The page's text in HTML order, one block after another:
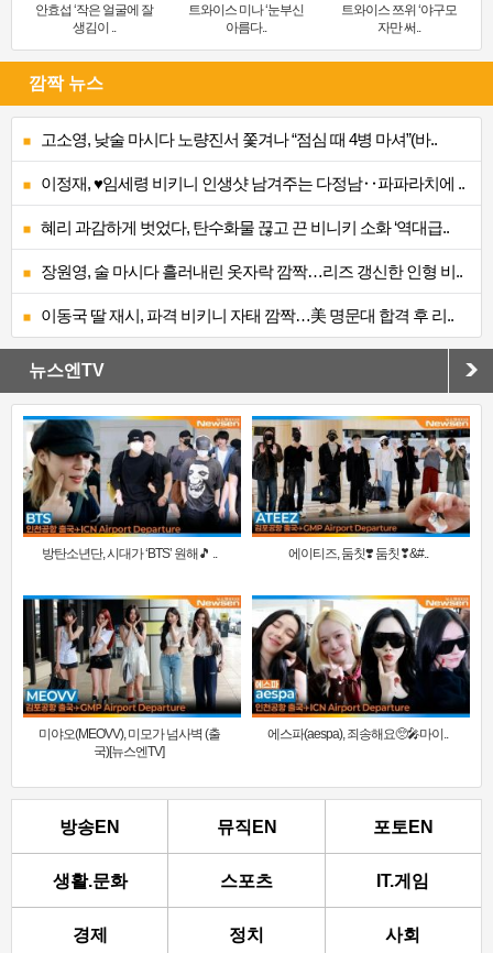
안효섭 ‘작은 얼굴에 잘
생김이 ..
트와이스 미나 ‘눈부신
아름다..
트와이스 쯔위 ‘야구모
자만 써..
깜짝 뉴스
고소영, 낮술 마시다 노량진서 쫓겨나 “점심 때 4병 마셔”(바..
이정재, ♥임세령 비키니 인생샷 남겨주는 다정남‥파파라치에 ..
혜리 과감하게 벗었다, 탄수화물 끊고 끈 비니키 소화 ‘역대급..
장원영, 술 마시다 흘러내린 옷자락 깜짝…리즈 갱신한 인형 비..
이동국 딸 재시, 파격 비키니 자태 깜짝…美 명문대 합격 후 리..
뉴스엔TV
방탄소년단, 시대가 ‘BTS’ 원해🎵 .. 에이티즈, 둠칫❣️ 둠칫❣&#..
미야오(MEOVV), 미모가 넘사벽 (출
국)[뉴스엔TV]
에스파(aespa), 죄송해요🥺🎤마이..
방송EN 뮤직EN 포토EN
생활.문화 스포츠 IT.게임
경제 정치 사회